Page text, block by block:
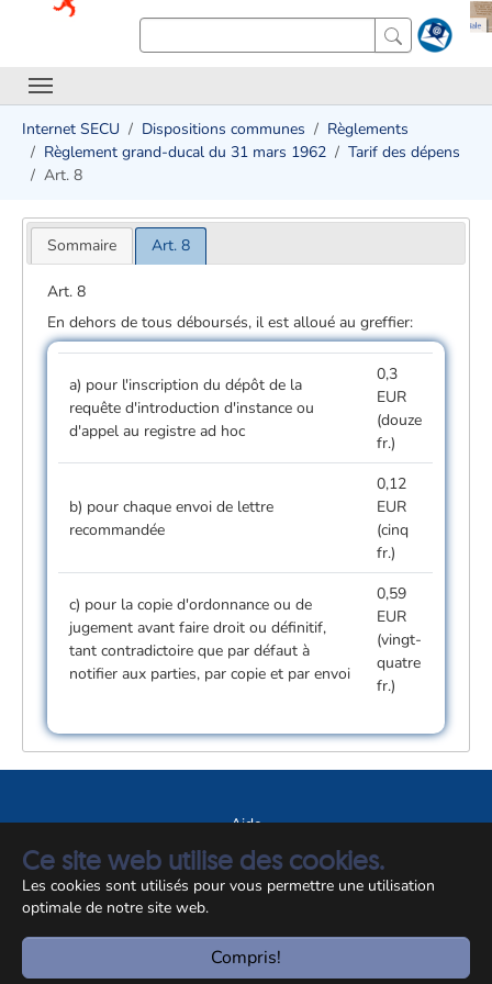
Ce site web utilise des cookies.
Les cookies sont utilisés pour vous permettre une utilisation
optimale de notre site web.
Compris!
Internet SECU Dispositions communes
Règlements
Règlement grand-ducal du 31 mars 1962
Tarif des dépens
Art. 8
Sommaire Art. 8
Art. 8
En dehors de tous déboursés, il est alloué au greffier:
a) pour l'inscription du dépôt de la
requête d'introduction d'instance ou
d'appel au registre ad hoc
0,3
EUR
(douze
fr.)
b) pour chaque envoi de lettre
recommandée
0,12
EUR
(cinq
fr.)
c) pour la copie d'ordonnance ou de
jugement avant faire droit ou définitif,
tant contradictoire que par défaut à
notifier aux parties, par copie et par envoi
0,59
EUR
(vingt­
quatre
fr.)
Aide
A propos du site
Notice légale
© CCSS 2026